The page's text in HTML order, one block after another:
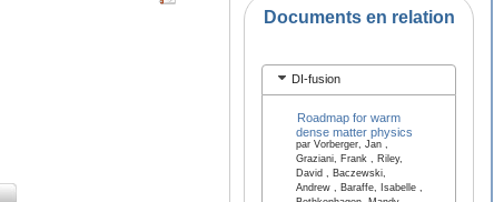
Documents en relation
DI-fusion
Roadmap for warm
dense matter physics
par Vorberger, Jan ,
Graziani, Frank , Riley,
David , Baczewski,
Andrew , Baraffe, Isabelle ,